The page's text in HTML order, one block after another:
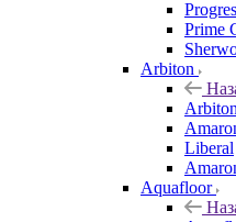
Prime
Arbiton
Arbiton
Liberal
Aquafloor